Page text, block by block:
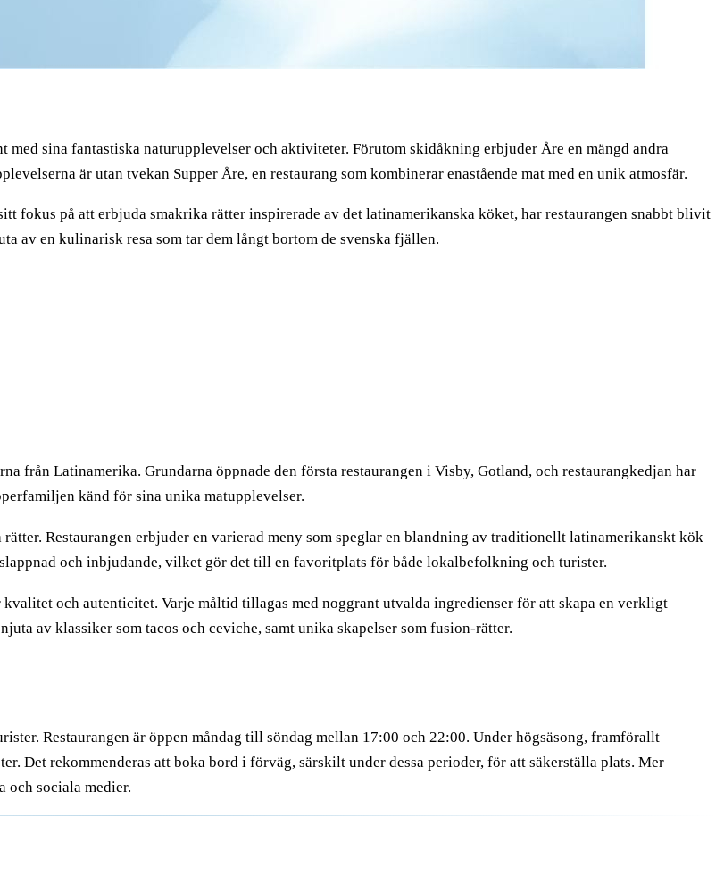
sina fantastiska naturupplevelser och aktiviteter. Förutom skidåkning erbjuder Åre en mängd andra
är utan tvekan Supper Åre, en restaurang som kombinerar enastående mat med en unik atmosfär.
fokus på att erbjuda smakrika rätter inspirerade av det latinamerikanska köket, har restaurangen snabbt blivit
av en kulinarisk resa som tar dem långt bortom de svenska fjällen.
från Latinamerika. Grundarna öppnade den första restaurangen i Visby, Gotland, och restaurangkedjan har
känd för sina unika matupplevelser.
Restaurangen erbjuder en varierad meny som speglar en blandning av traditionellt latinamerikanskt kök
och inbjudande, vilket gör det till en favoritplats för både lokalbefolkning och turister.
och autenticitet. Varje måltid tillagas med noggrant utvalda ingredienser för att skapa en verkligt
av klassiker som tacos och ceviche, samt unika skapelser som fusion-rätter.
Restaurangen är öppen måndag till söndag mellan 17:00 och 22:00. Under högsäsong, framförallt
Det rekommenderas att boka bord i förväg, särskilt under dessa perioder, för att säkerställa plats. Mer
och sociala medier.